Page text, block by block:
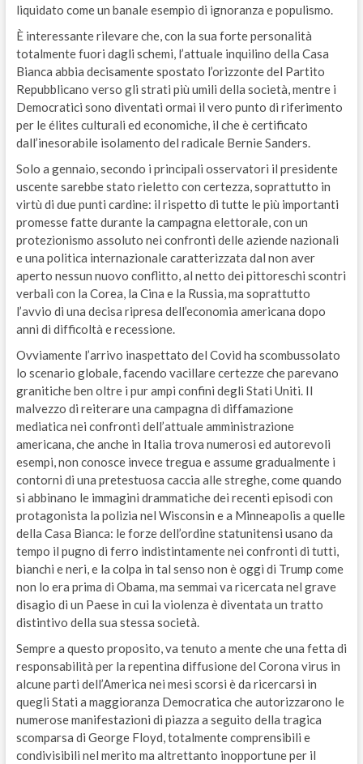
liquidato come un banale esempio di ignoranza e populismo.
È interessante rilevare che, con la sua forte personalità
totalmente fuori dagli schemi, l’attuale inquilino della Casa
Bianca abbia decisamente spostato l’orizzonte del Partito
Repubblicano verso gli strati più umili della società, mentre i
Democratici sono diventati ormai il vero punto di riferimento
per le élites culturali ed economiche, il che è certificato
dall’inesorabile isolamento del radicale Bernie Sanders.
Solo a gennaio, secondo i principali osservatori il presidente
uscente sarebbe stato rieletto con certezza, soprattutto in
virtù di due punti cardine: il rispetto di tutte le più importanti
promesse fatte durante la campagna elettorale, con un
protezionismo assoluto nei confronti delle aziende nazionali
e una politica internazionale caratterizzata dal non aver
aperto nessun nuovo conflitto, al netto dei pittoreschi scontri
verbali con la Corea, la Cina e la Russia, ma soprattutto
l’avvio di una decisa ripresa dell’economia americana dopo
anni di difficoltà e recessione.
Ovviamente l’arrivo inaspettato del Covid ha scombussolato
lo scenario globale, facendo vacillare certezze che parevano
granitiche ben oltre i pur ampi confini degli Stati Uniti. Il
malvezzo di reiterare una campagna di diffamazione
mediatica nei confronti dell’attuale amministrazione
americana, che anche in Italia trova numerosi ed autorevoli
esempi, non conosce invece tregua e assume gradualmente i
contorni di una pretestuosa caccia alle streghe, come quando
si abbinano le immagini drammatiche dei recenti episodi con
protagonista la polizia nel Wisconsin e a Minneapolis a quelle
della Casa Bianca: le forze dell’ordine statunitensi usano da
tempo il pugno di ferro indistintamente nei confronti di tutti,
bianchi e neri, e la colpa in tal senso non è oggi di Trump come
non lo era prima di Obama, ma semmai va ricercata nel grave
disagio di un Paese in cui la violenza è diventata un tratto
distintivo della sua stessa società.
Sempre a questo proposito, va tenuto a mente che una fetta di
responsabilità per la repentina diffusione del Corona virus in
alcune parti dell’America nei mesi scorsi è da ricercarsi in
quegli Stati a maggioranza Democratica che autorizzarono le
numerose manifestazioni di piazza a seguito della tragica
scomparsa di George Floyd, totalmente comprensibili e
condivisibili nel merito ma altrettanto inopportune per il